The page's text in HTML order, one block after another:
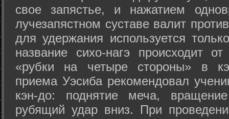
свое запястье, и нажатием
лучезапястном суставе валит
для удержания используется
название сихо-нагэ происходит
«рубки на четыре стороны» в
приема Уэсиба рекомендовал
кэн-до: поднятие меча,
рубящий удар вниз. При